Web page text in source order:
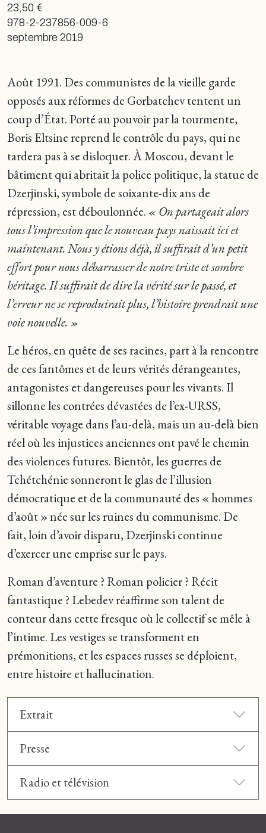
23,50 €
978-2-237856-009-6
septembre 2019
Août 1991. Des communistes de la vieille garde
opposés aux réformes de Gorbatchev tentent un
coup d’État. Porté au pouvoir par la tourmente,
Boris Eltsine reprend le contrôle du pays, qui ne
tardera pas à se disloquer. À Moscou, devant le
bâtiment qui abritait la police politique, la statue de
Dzerjinski, symbole de soixante-dix ans de
répression, est déboulonnée. « On partageait alors
tous l’impression que le nouveau pays naissait ici et
maintenant. Nous y étions déjà, il suffirait d’un petit
effort pour nous débarrasser de notre triste et sombre
héritage. Il suffirait de dire la vérité sur le passé, et
l’erreur ne se reproduirait plus, l’histoire prendrait une
voie nouvelle. »
Le héros, en quête de ses racines, part à la rencontre
de ces fantômes et de leurs vérités dérangeantes,
antagonistes et dangereuses pour les vivants. Il
sillonne les contrées dévastées de l’ex-URSS,
véritable voyage dans l’au-delà, mais un au-delà bien
réel où les injustices anciennes ont pavé le chemin
des violences futures. Bientôt, les guerres de
Tchétchénie sonneront le glas de l’illusion
démocratique et de la communauté des « hommes
d’août » née sur les ruines du communisme. De
fait, loin d’avoir disparu, Dzerjinski continue
d’exercer une emprise sur le pays.
Roman d’aventure ? Roman policier ? Récit
fantastique ? Lebedev réaffirme son talent de
conteur dans cette fresque où le collectif se mêle à
l’intime. Les vestiges se transforment en
prémonitions, et les espaces russes se déploient,
entre histoire et hallucination.
Extrait
Presse
Radio et télévision